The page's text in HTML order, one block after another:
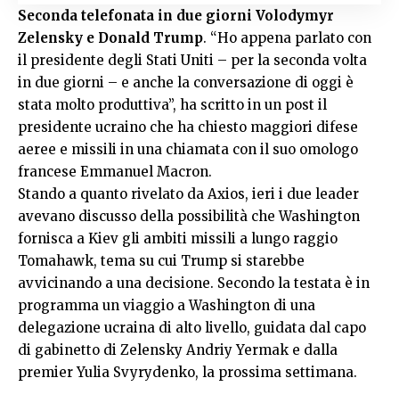
Seconda telefonata in due giorni Volodymyr
Zelensky e Donald Trump. “Ho appena parlato con
il presidente degli Stati Uniti – per la seconda volta
in due giorni – e anche la conversazione di oggi è
stata molto produttiva”, ha scritto in un post il
presidente ucraino che ha chiesto maggiori difese
aeree e missili in una chiamata con il suo omologo
francese Emmanuel Macron.
Stando a quanto rivelato da Axios, ieri i due leader
avevano discusso della possibilità che Washington
fornisca a Kiev gli ambiti missili a lungo raggio
Tomahawk, tema su cui Trump si starebbe
avvicinando a una decisione. Secondo la testata è in
programma un viaggio a Washington di una
delegazione ucraina di alto livello, guidata dal capo
di gabinetto di Zelensky Andriy Yermak e dalla
premier Yulia Svyrydenko, la prossima settimana.